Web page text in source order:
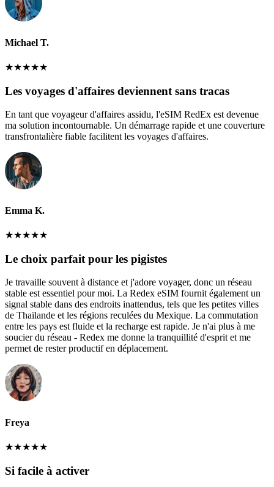
Michael T.
★★★★★
Les voyages d'affaires deviennent sans tracas
En tant que voyageur d'affaires assidu, l'eSIM RedEx est devenue
ma solution incontournable. Un démarrage rapide et une couverture
transfrontalière fiable facilitent les voyages d'affaires.
Emma K.
★★★★★
Le choix parfait pour les pigistes
Je travaille souvent à distance et j'adore voyager, donc un réseau
stable est essentiel pour moi. La Redex eSIM fournit également un
signal stable dans des endroits inattendus, tels que les petites villes
de Thaïlande et les régions reculées du Mexique. La commutation
entre les pays est fluide et la recharge est rapide. Je n'ai plus à me
soucier du réseau - Redex me donne la tranquillité d'esprit et me
permet de rester productif en déplacement.
Freya
★★★★★
Si facile à activer